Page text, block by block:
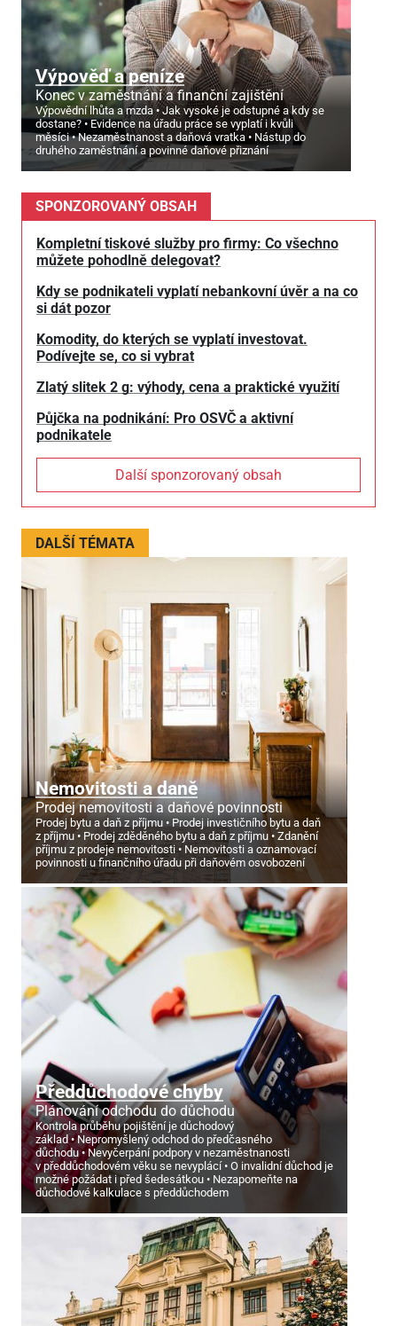
Výpověď a peníze
Konec v zaměstnání a finanční zajištění
Výpovědní lhůta a mzda
Jak vysoké je odstupné a kdy se
dostane?
Evidence na úřadu práce se vyplatí i kvůli
měsíci
Nezaměstnanost a daňová vratka
Nástup do
druhého zaměstnání a povinné daňové přiznání
SPONZOROVANÝ OBSAH
Kompletní tiskové služby pro firmy: Co všechno
můžete pohodlně delegovat?
Kdy se podnikateli vyplatí nebankovní úvěr a na co
si dát pozor
Komodity, do kterých se vyplatí investovat.
Podívejte se, co si vybrat
Zlatý slitek 2 g: výhody, cena a praktické využití
Půjčka na podnikání: Pro OSVČ a aktivní
podnikatele
Další sponzorovaný obsah
DALŠÍ TÉMATA
Nemovitosti a daně
Prodej nemovitosti a daňové povinnosti
Prodej bytu a daň z příjmu
Prodej investičního bytu a daň
z příjmu
Prodej zděděného bytu a daň z příjmu
Zdanění
příjmu z prodeje nemovitosti
Nemovitosti a oznamovací
povinnosti u finančního úřadu při daňovém osvobození
Předdůchodové chyby
Plánování odchodu do důchodu
Kontrola průběhu pojištění je důchodový
základ
Nepromyšlený odchod do předčasného
důchodu
Nevyčerpání podpory v nezaměstnanosti
v předdůchodovém věku se nevyplácí
O invalidní důchod je
možné požádat i před šedesátkou
Nezapomeňte na
důchodové kalkulace s předdůchodem